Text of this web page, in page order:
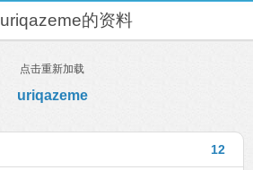
uriqazeme的资料
点击重新加载
uriqazeme
12